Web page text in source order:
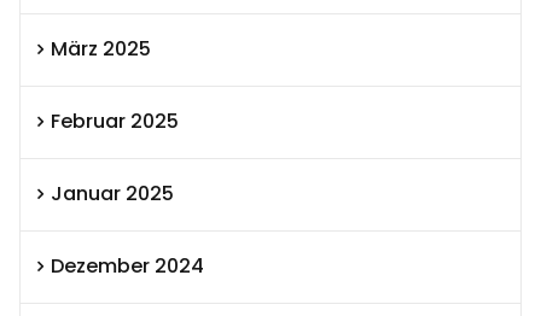
März 2025
Februar 2025
Januar 2025
Dezember 2024